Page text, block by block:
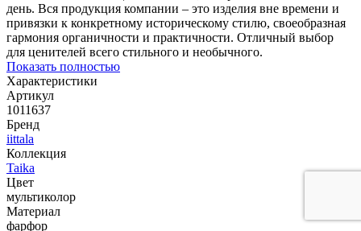
день. Вся продукция компании – это изделия вне времени и
привязки к конкретному историческому стилю, своеобразная
гармония органичности и практичности. Отличный выбор
для ценителей всего стильного и необычного.
Показать полностью
Характеристики
Артикул
1011637
Бренд
iittala
Коллекция
Taika
Цвет
мультиколор
Материал
фарфор